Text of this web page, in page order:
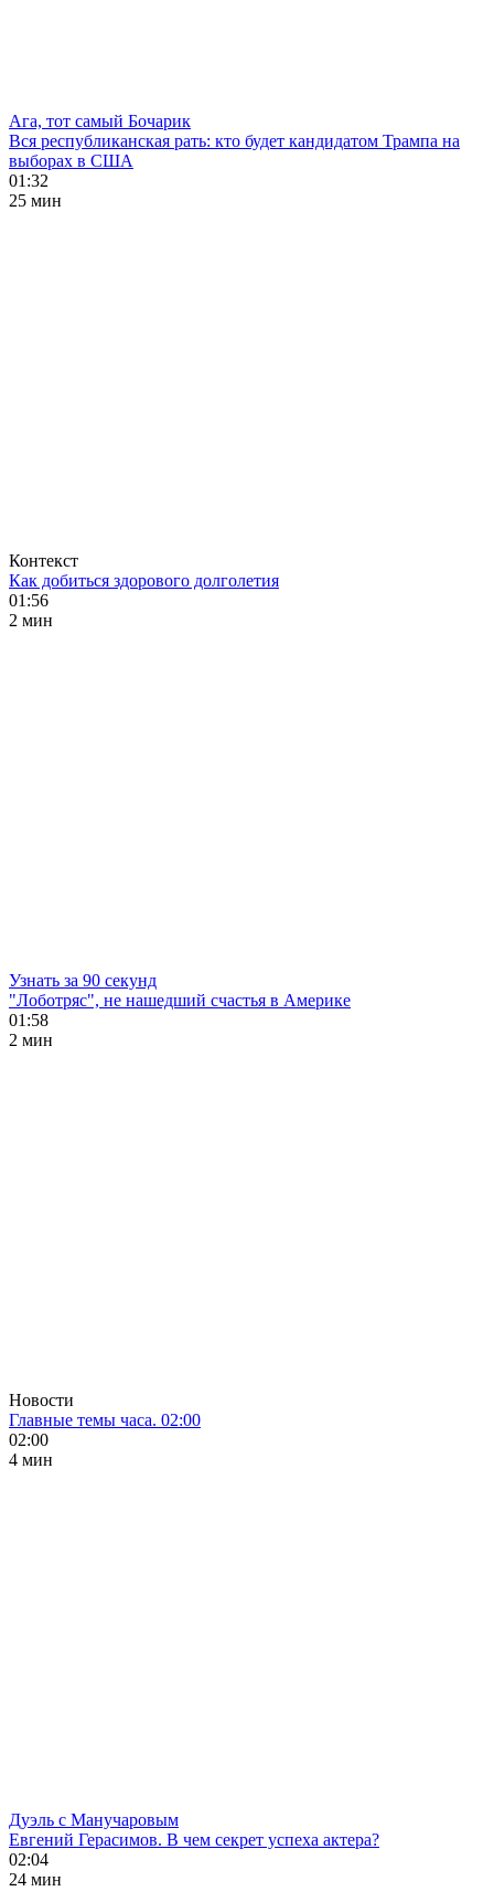
Ага, тот самый Бочарик
Вся республиканская рать: кто будет кандидатом Трампа на
выборах в США
01:32
25 мин
Контекст
Как добиться здорового долголетия
01:56
2 мин
Узнать за 90 секунд
"Лоботряс", не нашедший счастья в Америке
01:58
2 мин
Новости
Главные темы часа. 02:00
02:00
4 мин
Дуэль с Манучаровым
Евгений Герасимов. В чем секрет успеха актера?
02:04
24 мин